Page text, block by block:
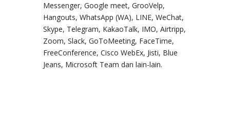
Messenger, Google meet, GrooVelp,
Hangouts, WhatsApp (WA), LINE, WeChat,
Skype, Telegram, KakaoTalk, IMO, Airtripp,
Zoom, Slack, GoToMeeting, FaceTime,
FreeConference, Cisco WebEx, Jisti, Blue
Jeans, Microsoft Team dan lain-lain.